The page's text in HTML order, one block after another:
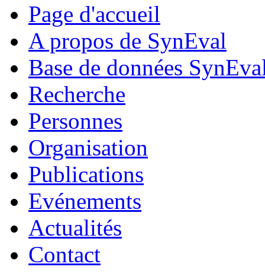
Page d'accueil
A propos de SynEval
Base de données
Recherche
Personnes
Organisation
Publications
Evénements
Actualités
Contact